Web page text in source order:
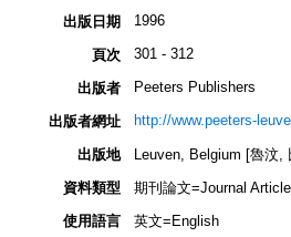
出版日期 1996
頁次 301 - 312
出版者 Peeters Publishers
出版者網址 http://www.peeters-
出版地
Leuven, Belgium [魯汶,
資料類型
期刊論文=Journal Article
使用語言
英文=English